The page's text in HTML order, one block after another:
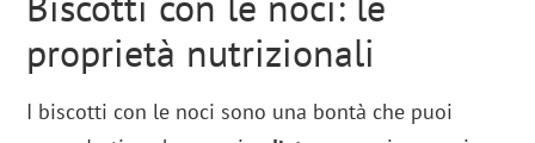
proprietà nutrizionali
I biscotti con le noci sono una bontà che puoi